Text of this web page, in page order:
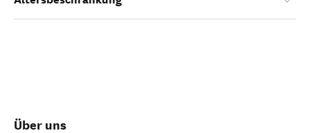
Über uns